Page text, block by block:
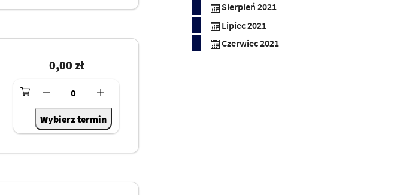
0,00 zł
0
Wybierz termin
Sierpień 2021
Lipiec 2021
Czerwiec 2021